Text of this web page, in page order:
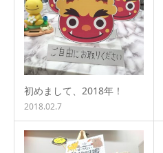
初めまして、2018年！
2018.02.7